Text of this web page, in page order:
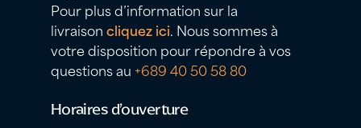
Pour plus d’information sur la
livraisoncliquez ici. Nous sommes à
votre disposition pour répondre à vos
questions au +689 40 50 58 80
Horaires d’ouverture